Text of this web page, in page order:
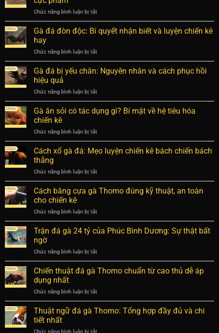
chiến
kê
bền
gà
hiểm
hóc
dân
chơi
Chức năng bình luận bị tắtở
Lai
tạo
gà
cựa
chuẩn
xác
hữu
chiến
kê
Gà đá đòn độc: Bí quyết nhận biết và luyện chiến kê
hay
Chức năng bình luận bị tắtở
Gà
đá
Bí
quyết
nhận
luyện
chiến
kê
Gà đá bị yếu chân: Nguyên nhân và cách phục hồi
hiệu quả
Chức năng bình luận bị tắtở
Gà
đá
bị
chân:
Nguyên
nhân
phục
hồi
hiệu
Gà ăn sỏi có tác dụng gì? Bí mật về hệ tiêu hóa
chiến kê
Chức năng bình luận bị tắtở
Gà
ăn
tác
dụng
gì?
về
hệ
tiêu
Cách xổ gà đá: Mẹo luyện chiến kê bách chiến bách
thắng
Chức năng bình luận bị tắtở
Cách
xổ
Mẹo
luyện
chiến
chiến
bách
thắng
Cách băng cựa gà Thomo đúng kỹ thuật, an toàn
cho chiến kê
Chức năng bình luận bị tắtở
Cách
băng
Thomo
đúng
kỹ
toàn
cho
chiến
Trận đá gà 24 tỷ của Phúc Bình Dương: Sự thật bất
ngờ
Chức năng bình luận bị tắtở
Trận
đá
tỷ
của
Phúc
Chiến thuật đá gà Thomo chuẩn từ cao thủ dễ áp
dụng nhất
Chức năng bình luận bị tắtở
Chiến
thuật
Thuật ngữ đá gà Thomo: Tổng hợp đầy đủ và chi
tiết nhất